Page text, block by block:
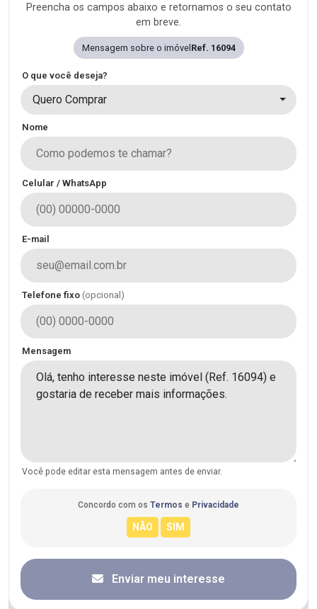
Preencha os campos abaixo e retornamos o seu contato
em breve.
Mensagem sobre o imóvel Ref. 16094
O que você deseja?
Quero Comprar
Nome
Celular / WhatsApp
E-mail
Telefone fixo (opcional)
Mensagem
Você pode editar esta mensagem antes de enviar.
Concordo com os Termos e Privacidade
Enviar meu interesse